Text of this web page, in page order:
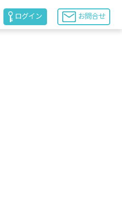
ログイン お問合せ